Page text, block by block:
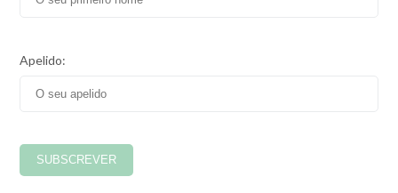
Apelido: